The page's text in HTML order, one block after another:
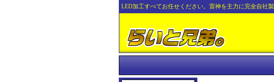
LED加工すべてお任せください。雷神を主力に完全自社